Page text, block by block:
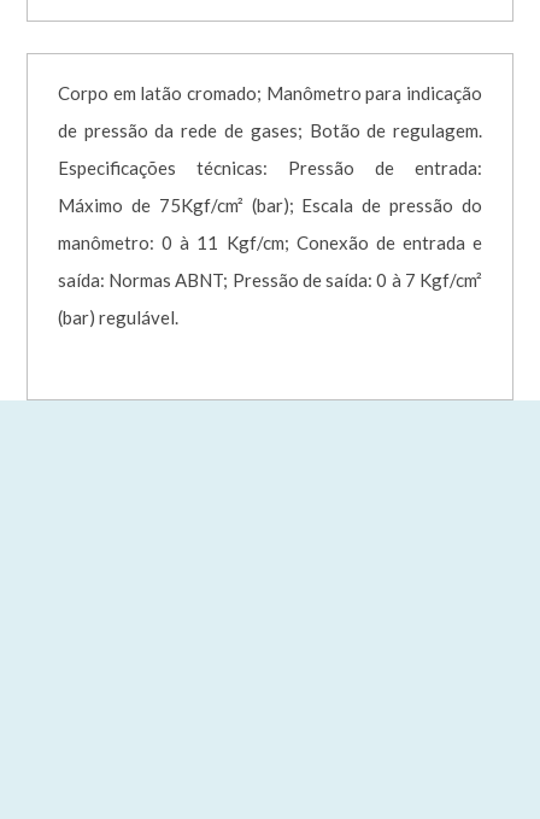
Corpo em latão cromado; Manômetro para indicação
de pressão da rede de gases; Botão de regulagem.
Especificações técnicas: Pressão de entrada:
Máximo de 75Kgf/cm² (bar); Escala de pressão do
manômetro: 0 à 11 Kgf/cm; Conexão de entrada e
saída: Normas ABNT; Pressão de saída: 0 à 7 Kgf/cm²
(bar) regulável.